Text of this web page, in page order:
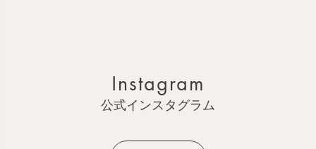
Instagram
公式インスタグラム